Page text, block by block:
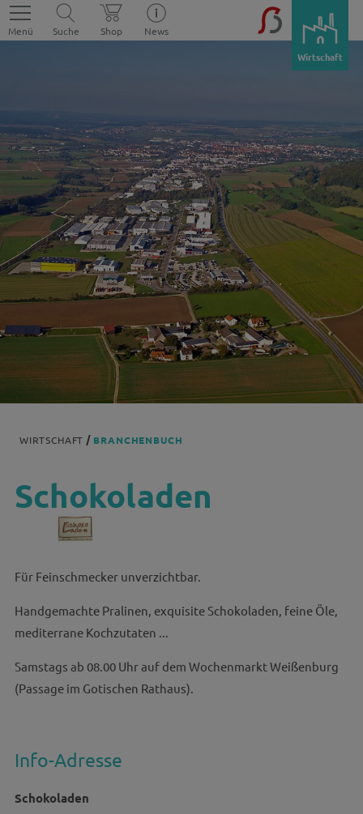
Menü Suche Shop
News
Wirtschaft
WIRTSCHAFT BRANCHENBUCH
Schokoladen
Für Feinschmecker unverzichtbar.
Handgemachte Pralinen, exquisite Schokoladen, feine Öle,
mediterrane Kochzutaten ...
Samstags ab 08.00 Uhr auf dem Wochenmarkt Weißenburg
(Passage im Gotischen Rathaus).
Info-Adresse
Schokoladen